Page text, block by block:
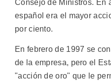
Consejo de Ministros. En
español era el mayor
por ciento.
En febrero de 1997 se
de la empresa, pero el
"acción de oro" que le